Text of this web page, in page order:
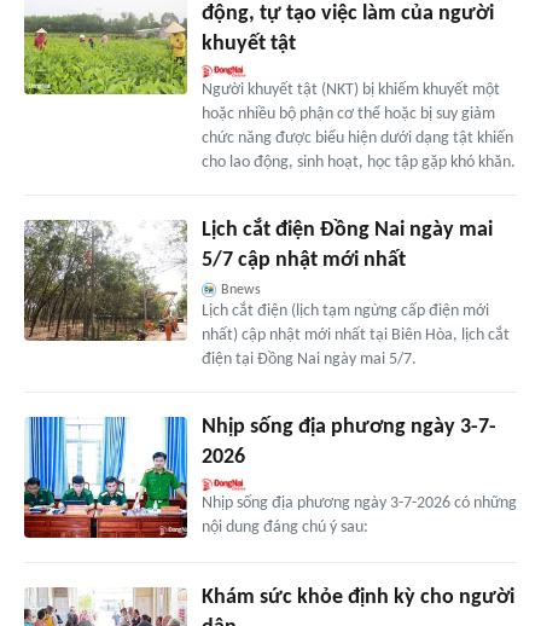
động, tự tạo việc làm của người
khuyết tật
Người khuyết tật (NKT) bị khiếm khuyết một
hoặc nhiều bộ phận cơ thể hoặc bị suy giảm
chức năng được biểu hiện dưới dạng tật khiến
cho lao động, sinh hoạt, học tập gặp khó khăn.
Lịch cắt điện Đồng Nai ngày mai
5/7 cập nhật mới nhất
Bnews
Lịch cắt điện (lịch tạm ngừng cấp điện mới
nhất) cập nhật mới nhất tại Biên Hòa, lịch cắt
điện tại Đồng Nai ngày mai 5/7.
Nhịp sống địa phương ngày 3-7-
2026
Nhịp sống địa phương ngày 3-7-2026 có những
nội dung đáng chú ý sau:
Khám sức khỏe định kỳ cho người